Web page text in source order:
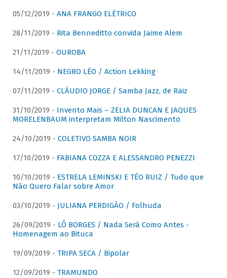
05/12/2019 - ANA FRANGO ELÉTRICO
28/11/2019 - Rita Benneditto convida Jaime Alem
21/11/2019 - OUROBA
14/11/2019 - NEGRO LÉO / Action Lekking
07/11/2019 - CLÁUDIO JORGE / Samba Jazz, de Raiz
31/10/2019 - Invento Mais – ZELIA DUNCAN E JAQUES
MORELENBAUM interpretam Milton Nascimento
24/10/2019 - COLETIVO SAMBA NOIR
17/10/2019 - FABIANA COZZA E ALESSANDRO PENEZZI
10/10/2019 - ESTRELA LEMINSKI E TÉO RUIZ / Tudo que
Não Quero Falar sobre Amor
03/10/2019 - JULIANA PERDIGÃO / Folhuda
26/09/2019 - LÔ BORGES / Nada Será Como Antes -
Homenagem ao Bituca
19/09/2019 - TRIPA SECA / Bipolar
12/09/2019 - TRAMUNDO